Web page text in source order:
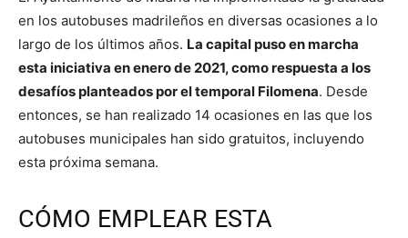
en los autobuses madrileños en diversas ocasiones a lo
largo de los últimos años. La capital puso en marcha
esta iniciativa en enero de 2021, como respuesta a los
desafíos planteados por el temporal Filomena. Desde
entonces, se han realizado 14 ocasiones en las que los
autobuses municipales han sido gratuitos, incluyendo
esta próxima semana.
CÓMO EMPLEAR ESTA